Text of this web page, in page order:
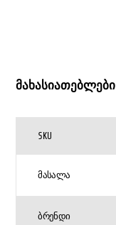
მახასიათებლები
SKU
ᲛᲐᲡᲐᲚᲐ
ᲑᲠᲔᲜᲓᲘ